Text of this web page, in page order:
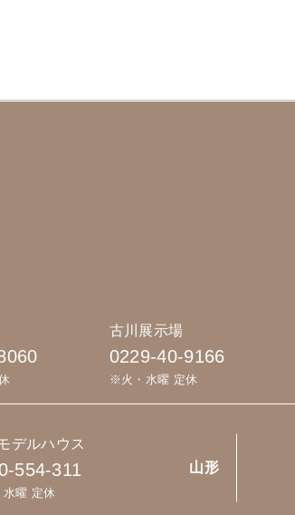
古川展示場
0229-40-9166
※火・水曜 定休
デルハウス
554-311
曜 定休
山形